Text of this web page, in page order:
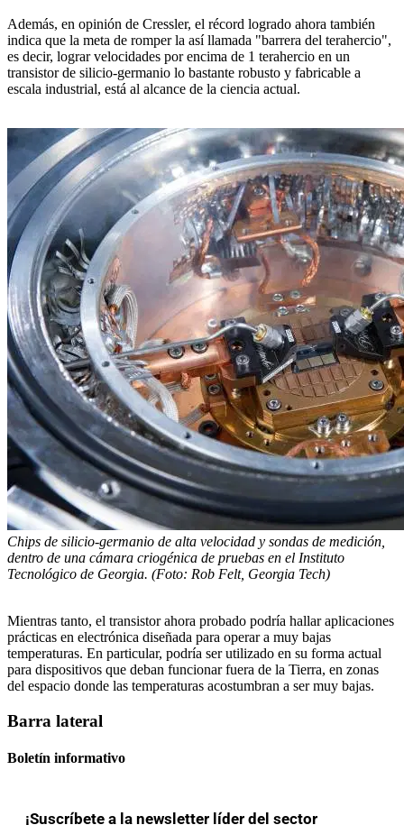
Además, en opinión de Cressler, el récord logrado ahora también
indica que la meta de romper la así llamada "barrera del terahercio",
es decir, lograr velocidades por encima de 1 terahercio en un
transistor de silicio-germanio lo bastante robusto y fabricable a
escala industrial, está al alcance de la ciencia actual.
Chips de silicio-germanio de alta velocidad y sondas de medición,
dentro de una cámara criogénica de pruebas en el Instituto
Tecnológico de Georgia. (Foto: Rob Felt, Georgia Tech)
Mientras tanto, el transistor ahora probado podría hallar aplicaciones
prácticas en electrónica diseñada para operar a muy bajas
temperaturas. En particular, podría ser utilizado en su forma actual
para dispositivos que deban funcionar fuera de la Tierra, en zonas
del espacio donde las temperaturas acostumbran a ser muy bajas.
Barra lateral
Boletín informativo
¡Suscríbete a la newsletter líder del sector